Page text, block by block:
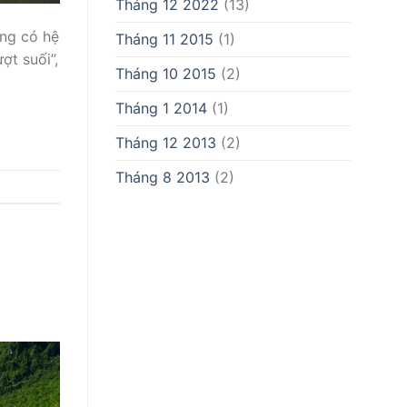
có hệ
suối”,
Tháng 12 2022 (13)
Tháng 11 2015 (1)
Tháng 10 2015 (2)
Tháng 1 2014 (1)
Tháng 12 2013 (2)
Tháng 8 2013 (2)